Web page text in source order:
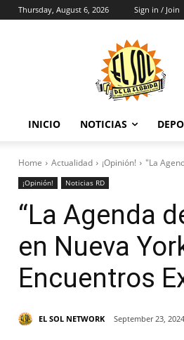
Thursday, August 6, 2026 Sign in / Join
INICIO NOTICIAS
Home Actualidad ¡Opinión! "La
¡Opinión! Noticias RD
“La Agenda
en Nueva
Encuentros
EL SOL NETWORK September 23, 2024